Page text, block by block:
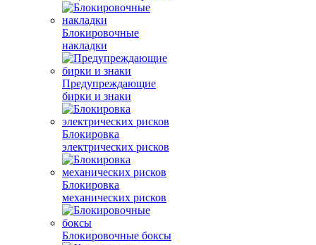
Блокировочные
накладки
Предупреждающие
бирки и знаки
Блокировка
электрических рисков
Блокировка
механических рисков
Блокировочные боксы